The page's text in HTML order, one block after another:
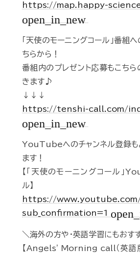
https://map.happy-
open_in_new
「天使のモーニングコール」番組
ちらから！
番組内のプレゼント応募もこちら
きます♪
↓↓↓
https://tenshi-call.com/
open_in_new
YouTubeへのチャンネル登録も
ます！
【「天使のモーニングコール」
ル】
https://www.youtube.com/
sub_confirmation=1
＼海外の方や・英語学習にもおす
【Angels' Morning call（英語